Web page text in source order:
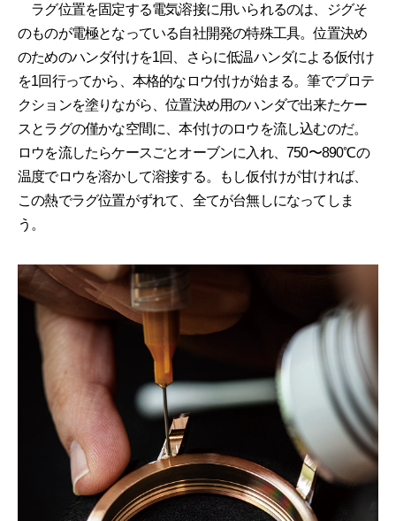
ラグ位置を固定する電気溶接に用いられるのは、ジグそ
のものが電極となっている自社開発の特殊工具。位置決め
のためのハンダ付けを1回、さらに低温ハンダによる仮付け
を1回行ってから、本格的なロウ付けが始まる。筆でプロテ
クションを塗りながら、位置決め用のハンダで出来たケー
スとラグの僅かな空間に、本付けのロウを流し込むのだ。
ロウを流したらケースごとオーブンに入れ、750〜890℃の
温度でロウを溶かして溶接する。もし仮付けが甘ければ、
この熱でラグ位置がずれて、全てが台無しになってしま
う。